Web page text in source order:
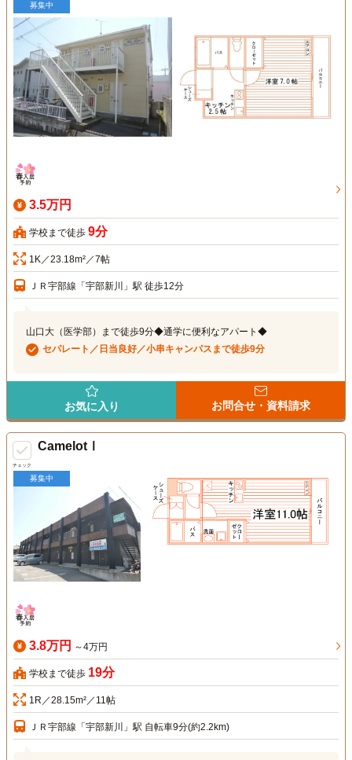
募集中
3.5万円
学校まで徒歩 9分
1K／23.18m²／7帖
ＪＲ宇部線「宇部新川」駅 徒歩12分
山口大（医学部）まで徒歩9分◆通学に便利なアパート◆
セパレート／日当良好／小串キャンパスまで徒歩9分
お気に入り お問合せ・資料請求
チェック
CamelotⅠ
募集中
3.8万円 ～4万円
学校まで徒歩 19分
1R／28.15m²／11帖
ＪＲ宇部線「宇部新川」駅 自転車9分(約2.2km)